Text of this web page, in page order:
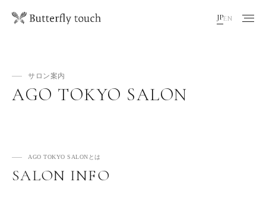
EN
JP
サロン案内
AGO TOKYO SALON
AGO TOKYO SALONとは
SALON INFO